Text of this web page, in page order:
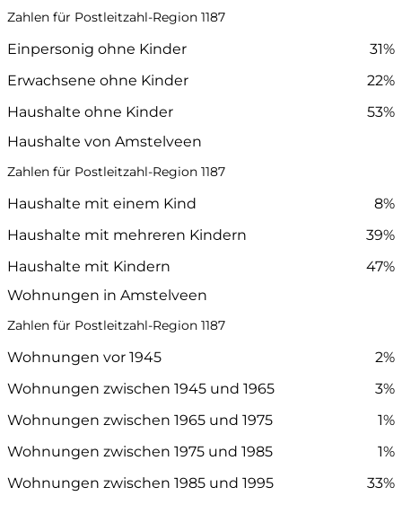
Zahlen für Postleitzahl-Region 1187
Einpersonig ohne Kinder
31%
Erwachsene ohne Kinder
22%
Haushalte ohne Kinder
53%
Haushalte von Amstelveen
Zahlen für Postleitzahl-Region 1187
Haushalte mit einem Kind
8%
Haushalte mit mehreren Kindern
39%
Haushalte mit Kindern
47%
Wohnungen in Amstelveen
Zahlen für Postleitzahl-Region 1187
Wohnungen vor 1945
2%
Wohnungen zwischen 1945 und 1965
3%
Wohnungen zwischen 1965 und 1975
1%
Wohnungen zwischen 1975 und 1985
1%
Wohnungen zwischen 1985 und 1995
33%